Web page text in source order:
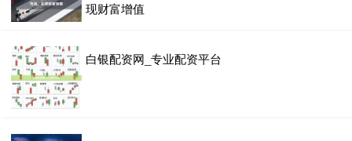
现财富增值
白银配资网_专业配资平台